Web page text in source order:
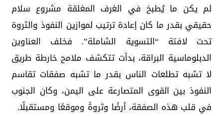
لم يكن ما يُطبخ في الغرف المغلقة مشروع سلام
حقيقي بقدر ما كان إعادة ترتيب لموازين النفوذ والثروة
تحت لافتة “التسوية الشاملة”. فخلف العناوين
الدبلوماسية البراقة، بدأت تتكشف ملامح خارطة طريق
لا تشبه تطلعات الناس بقدر ما تشبه صفقات تقاسم
النفوذ بين القوى المتصارعة على اليمن، وكان الجنوب
في قلب هذه الصفقة، أرضًا وثروةً وموقعًا ومستقبلًا.